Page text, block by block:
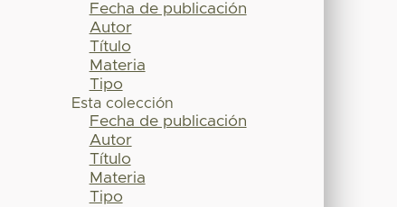
Fecha de publicación
Autor
Título
Materia
Tipo
Esta colección
Fecha de publicación
Autor
Título
Materia
Tipo